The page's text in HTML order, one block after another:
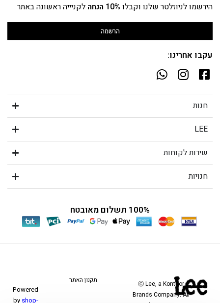
הירשמו לניוזלטר שלנו וקבלו 10% הנחה לקניייה ראשונה באתר
הרשמה
עקבו אחרינו:
חנות
LEE
שירות לקוחות
חנויות
100% תשלום מאובטח
Ⓒ Lee, a Kontoor
Brands Company. All
תקנון האתר
Powered
by shop-